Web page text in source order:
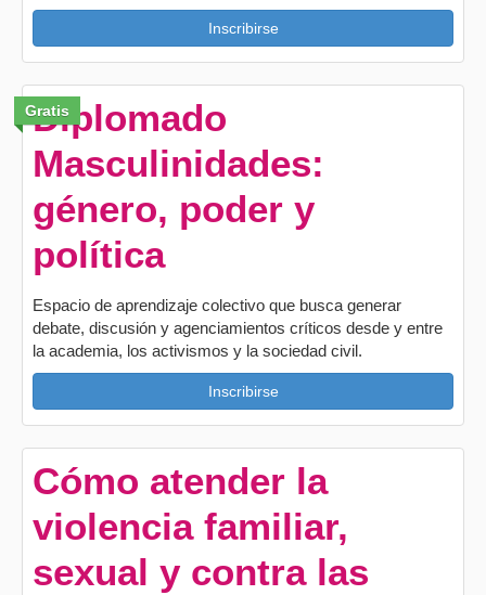
Inscribirse
Gratis
Diplomado
Masculinidades:
género, poder y
política
Espacio de aprendizaje colectivo que busca generar
debate, discusión y agenciamientos críticos desde y entre
la academia, los activismos y la sociedad civil.
Inscribirse
Cómo atender la
violencia familiar,
sexual y contra las